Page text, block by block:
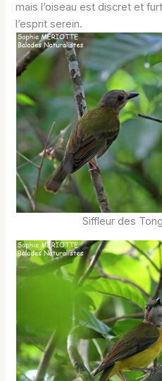
mais l’oiseau est discret et
l’esprit serein.
Siffleur des